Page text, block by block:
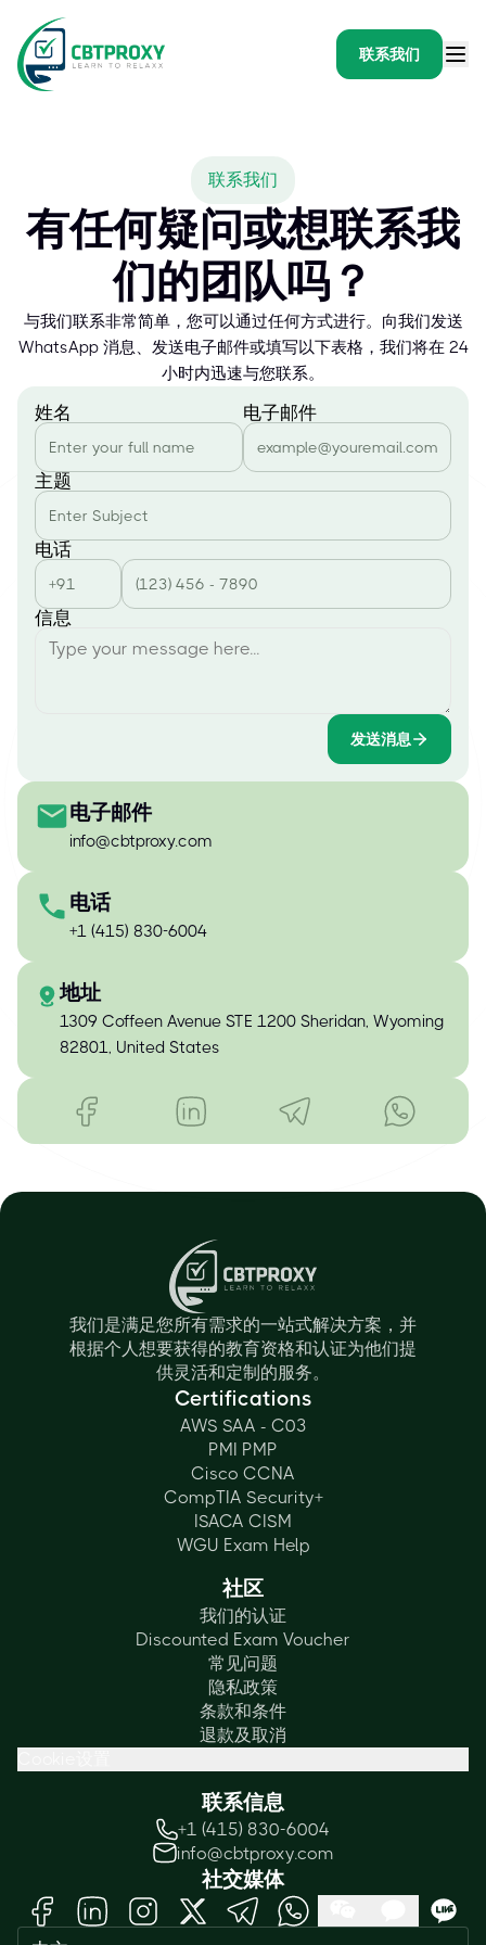
联系我们
联系我们
有任何疑问或想联系我
们的团队吗？
与我们联系非常简单，您可以通过任何方式进行。向我们发送
WhatsApp 消息、发送电子邮件或填写以下表格，我们将在 24
小时内迅速与您联系。
姓名 电子邮件
主题
电话
信息
发送消息
电子邮件
info@cbtproxy.com
电话
+1 (415) 830-6004
地址
1309 Coffeen Avenue STE 1200 Sheridan, Wyoming
82801, United States
我们是满足您所有需求的一站式解决方案，并
根据个人想要获得的教育资格和认证为他们提
供灵活和定制的服务。
Certifications
AWS SAA - C03
PMI PMP
Cisco CCNA
CompTIA Security+
ISACA CISM
WGU Exam Help
社区
我们的认证
Discounted Exam Voucher
常见问题
隐私政策
条款和条件
退款及取消
联系信息
+1 (415) 830-6004
info@cbtproxy.com
社交媒体